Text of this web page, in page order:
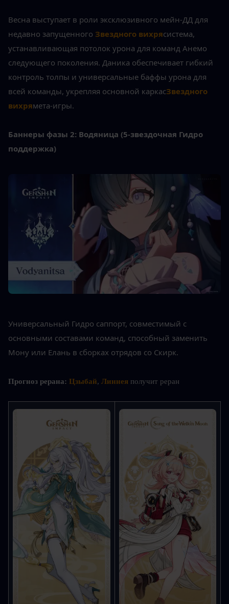
Весна выступает в роли эксклюзивного мейн-ДД для
недавно запущенного Звездного вихрясистема,
устанавливающая потолок урона для команд Анемо
следующего поколения. Даника обеспечивает гибкий
контроль толпы и универсальные баффы урона для
всей команды, укрепляя основной каркасЗвездного
вихрямета-игры.
Баннеры фазы 2: Водяница (5-звездочная Гидро
поддержка)
Универсальный Гидро саппорт, совместимый с
основными составами команд, способный заменить
Мону или Елань в сборках отрядов со Скирк.
Прогноз рерана: Цзыбай, Линнея получит реран